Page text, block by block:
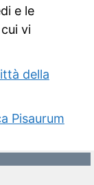
e le
vi
della
Pisaurum